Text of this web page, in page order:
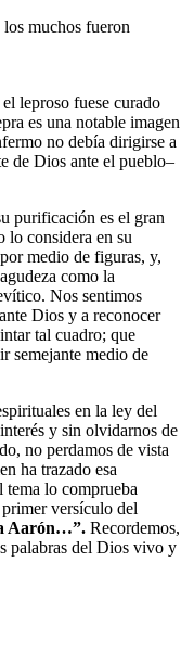
muchos fueron
leproso fuese curado
es una notable imagen
no debía dirigirse a
de Dios ante el pueblo–
purificación es el gran
lo considera en su
medio de figuras, y,
como la
Nos sentimos
Dios y a reconocer
tal cuadro; que
semejante medio de
en la ley del
y sin olvidarnos de
no perdamos de vista
ha trazado esa
lo comprueba
versículo del
Aarón…”. Recordemos,
palabras del Dios vivo y